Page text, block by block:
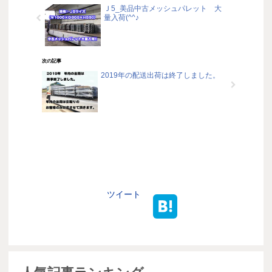
Ｊ5_美品中古メッシュパレット 大
量入荷(^^♪
次の記事
2019年の配送出荷は終了しました。
ツイート